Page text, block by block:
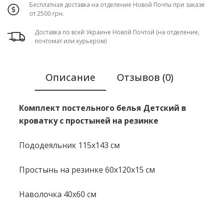
Бесплатная доставка на отделение Новой Почты при заказе
от 2500 грн.
Доставка по всей Украине Новой Почтой (на отделение,
почтомат или курьером)
Описание Отзывов (0)
Комплект постельного белья Детский в
кроватку с простыней на резинке
Пододеяльник 115x143 см
Простынь на резинке 60х120х15 см
Наволочка 40х60 см